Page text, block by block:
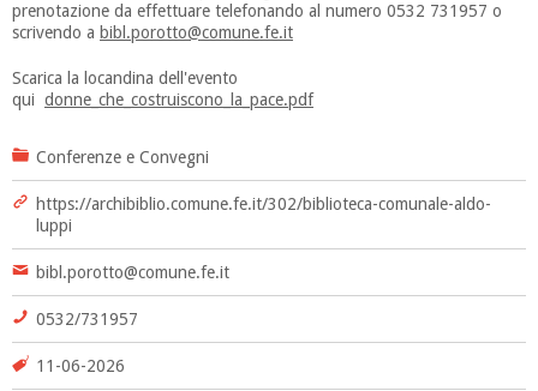
prenotazione da effettuare telefonando al numero 0532 731957 o
scrivendo a bibl.porotto@comune.fe.it
Scarica la locandina dell'evento
qui donne_che_costruiscono_la_pace.pdf
Conferenze e Convegni
https://archibiblio.comune.fe.it/302/biblioteca-comunale-aldo-
luppi
bibl.porotto@comune.fe.it
0532/731957
11-06-2026